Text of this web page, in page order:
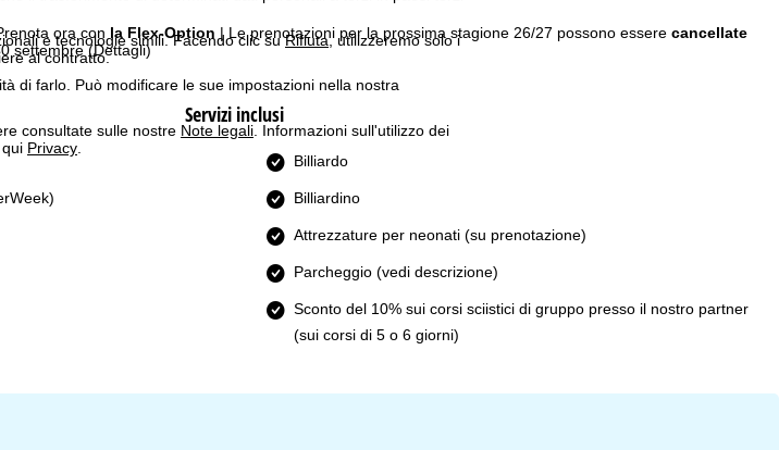
e tecnologie simili. Facendo clic suRifiuta, utilizzeremo solo i
al contratto.
di farlo. Può modificare le sue impostazioni nella nostra
consultate sulle nostre Note legali . Informazioni sull'utilizzo dei
Privacy
ora con la Flex-Option | Le prenotazioni per la prossima stagione 26/27 possono essere cancellate
settembre(Dettagli)
Servizi inclusi
Billiardo
Billiardino
Attrezzature per neonati (su prenotazione)
Parcheggio (vedi descrizione)
Sconto del 10% sui corsi sciistici di gruppo presso il nostro partner
(sui corsi di 5 o 6 giorni)